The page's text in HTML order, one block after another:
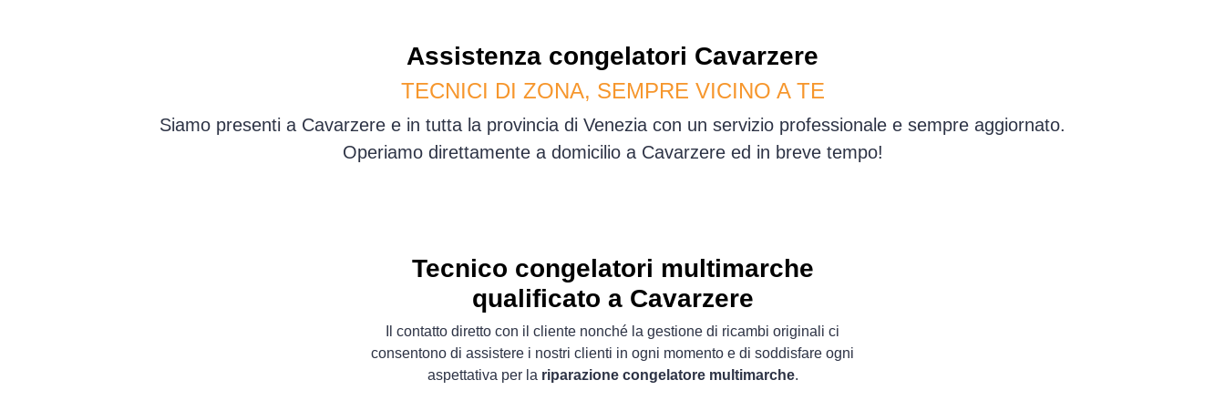
Assistenza congelatori Cavarzere
TECNICI DI ZONA, SEMPRE VICINO A TE
Siamo presenti a Cavarzere e in tutta la provincia di Venezia con un servizio professionale e sempre aggiornato.
Operiamo direttamente a domicilio a Cavarzere ed in breve tempo!
Tecnico congelatori multimarche
qualificato a Cavarzere
Il contatto diretto con il cliente nonché la gestione di ricambi originali ci
consentono di assistere i nostri clienti in ogni momento e di soddisfare ogni
aspettativa per la riparazione congelatore multimarche.